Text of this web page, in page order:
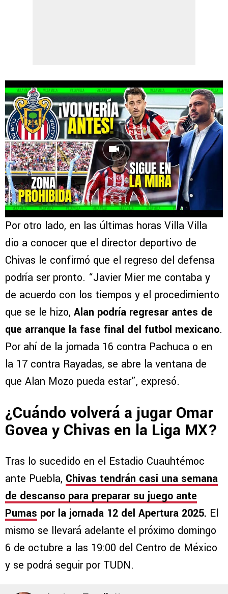
Por otro lado, en las últimas horas Villa Villa
dio a conocer que el director deportivo de
Chivas le confirmó que el regreso del defensa
podría ser pronto. “Javier Mier me contaba y
de acuerdo con los tiempos y el procedimiento
que se le hizo, Alan podría regresar antes de
que arranque la fase final del futbol mexicano.
Por ahí de la jornada 16 contra Pachuca o en
la 17 contra Rayadas, se abre la ventana de
que Alan Mozo pueda estar”, expresó.
¿Cuándo volverá a jugar Omar
Govea y Chivas en la Liga MX?
Tras lo sucedido en el Estadio Cuauhtémoc
ante Puebla, Chivas tendrán casi una semana
de descanso para preparar su juego ante
Pumas por la jornada 12 del Apertura 2025. El
mismo se llevará adelante el próximo domingo
6 de octubre a las 19:00 del Centro de México
y se podrá seguir por TUDN.